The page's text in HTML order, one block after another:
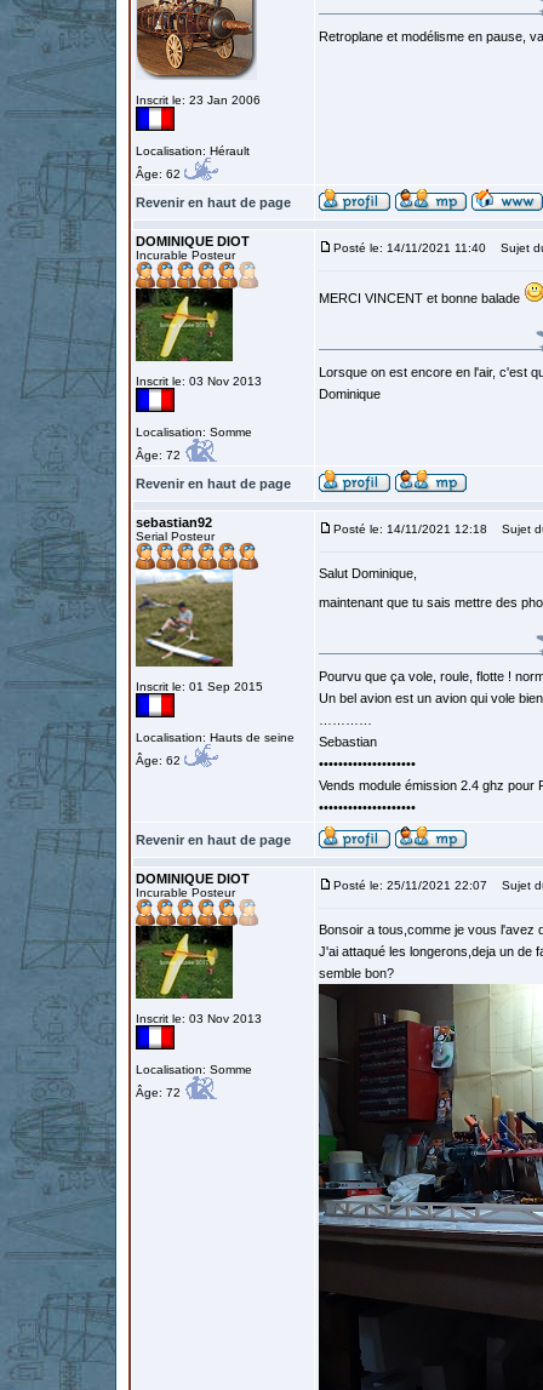
Inscrit le: 23 Jan 2006
Localisation: Hérault
Âge: 62
Retroplane et modélisme en pause,
Revenir en haut de page
DOMINIQUE DIOT
Incurable Posteur
Inscrit le: 03 Nov 2013
Localisation: Somme
Âge: 72
Posté le: 14/11/2021 11:40 Sujet
MERCI VINCENT et bonne balade
Lorsque on est encore en l'air, c'est
Dominique
Revenir en haut de page
sebastian92
Serial Posteur
Inscrit le: 01 Sep 2015
Localisation: Hauts de seine
Âge: 62
Posté le: 14/11/2021 12:18 Sujet
Salut Dominique,
maintenant que tu sais mettre des
Pourvu que ça vole, roule, flotte !
Un bel avion est un avion qui vole
Sebastian
••••••••••••••••••••
Vends module émission 2.4 ghz
••••••••••••••••••••
Revenir en haut de page
DOMINIQUE DIOT
Incurable Posteur
Inscrit le: 03 Nov 2013
Localisation: Somme
Âge: 72
Posté le: 25/11/2021 22:07 Sujet
Bonsoir a tous,comme je vous l'avez
J'ai attaqué les longerons,deja un de
semble bon?